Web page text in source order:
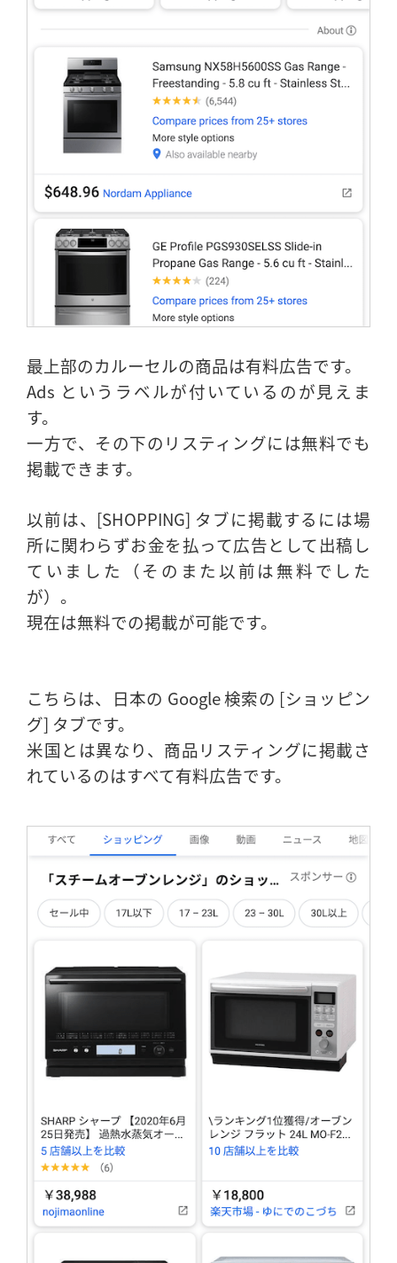
最上部のカルーセルの商品は有料広告です。
Ads というラベルが付いているのが見えま
す。
一方で、その下のリスティングには無料でも
掲載できます。
以前は、[SHOPPING] タブに掲載するには場
所に関わらずお金を払って広告として出稿し
ていました（そのまた以前は無料でした
が）。
現在は無料での掲載が可能です。
こちらは、日本の Google 検索の [ショッピン
グ] タブです。
米国とは異なり、商品リスティングに掲載さ
れているのはすべて有料広告です。